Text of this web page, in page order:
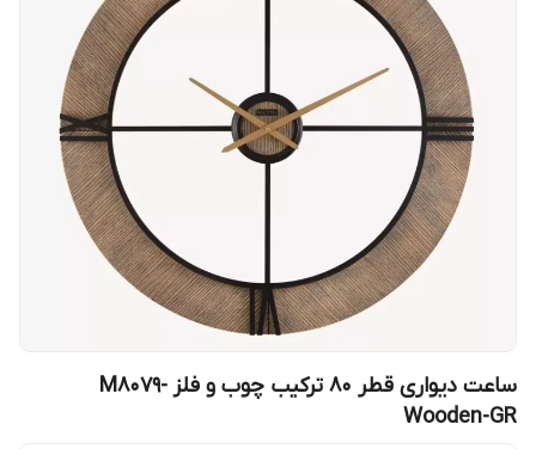
ساعت دیواری قطر 80 ترکیب چوب و فلز M8079-
Wooden-GR